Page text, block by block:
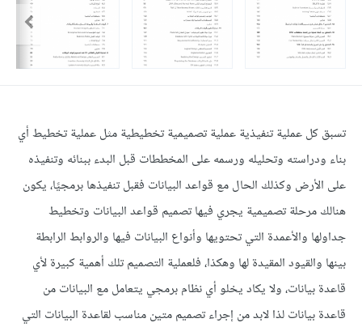
تسبق كل عملية تنفيذية عملية تصميمية تخطيطية مثل عملية تخطيط أي
بناء ودراسته وتحليله ورسمه على المخططات قبل البدء ببنائه وتنفيذه
على الأرض وكذلك الحال مع قواعد البيانات فقبل تنفيذها برمجيًا، يكون
هنالك مرحلة تصميمية يجري فيها تصميم قواعد البيانات وتخطيط
جداولها والأعمدة التي تحتويها وأنواع البيانات فيها والروابط الرابطة
بينها والقيود المقيدة لها وهكذا، فلعملية التصميم تلك أهمية كبيرة لأي
قاعدة بيانات، ولا يكاد يخلو أي نظام برمجي يتعامل مع البيانات من
قاعدة بيانات لذا لابد من إجراء تصميم متين مناسب لقاعدة البيانات التي